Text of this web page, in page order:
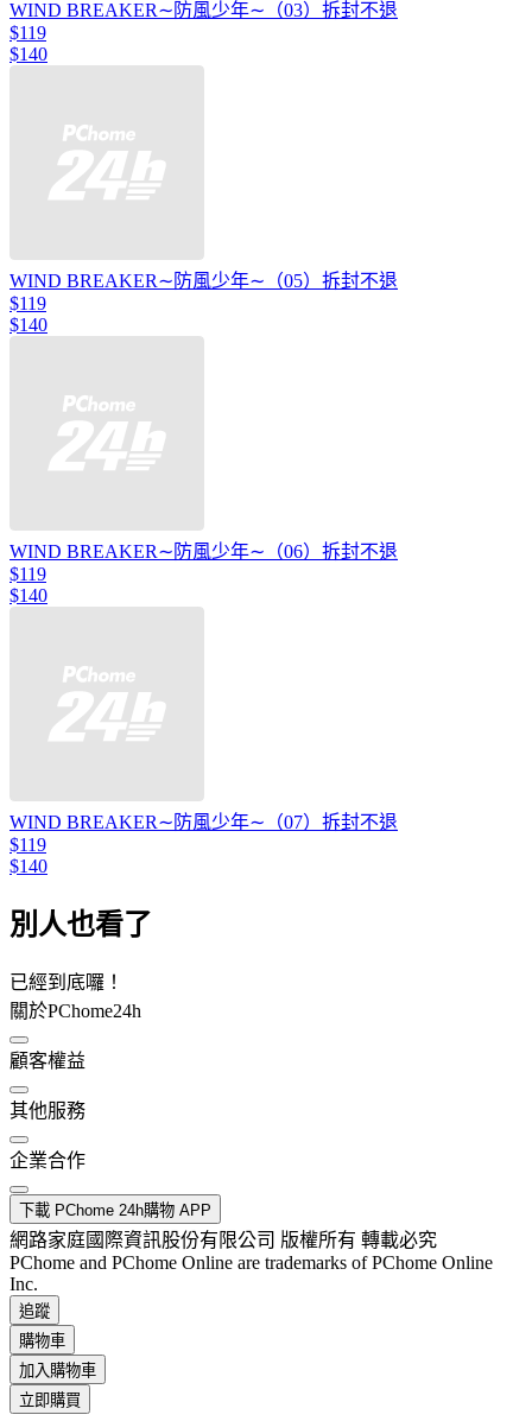
WIND BREAKER∼防風少年∼（03）拆封不退
$119
$140
WIND BREAKER∼防風少年∼（05）拆封不退
$119
$140
WIND BREAKER∼防風少年∼（06）拆封不退
$119
$140
WIND BREAKER∼防風少年∼（07）拆封不退
$119
$140
別人也看了
已經到底囉！
關於PChome24h
顧客權益
其他服務
企業合作
下載 PChome 24h購物 APP
網路家庭國際資訊股份有限公司 版權所有 轉載必究
PChome and PChome Online are trademarks of PChome Online
Inc.
追蹤
購物車
加入購物車
立即購買